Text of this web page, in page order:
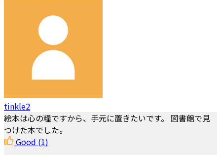
tinkle2
絵本は心の糧ですから、手元に置きたいです。 図書館で見
つけた本でした。
Good (1)